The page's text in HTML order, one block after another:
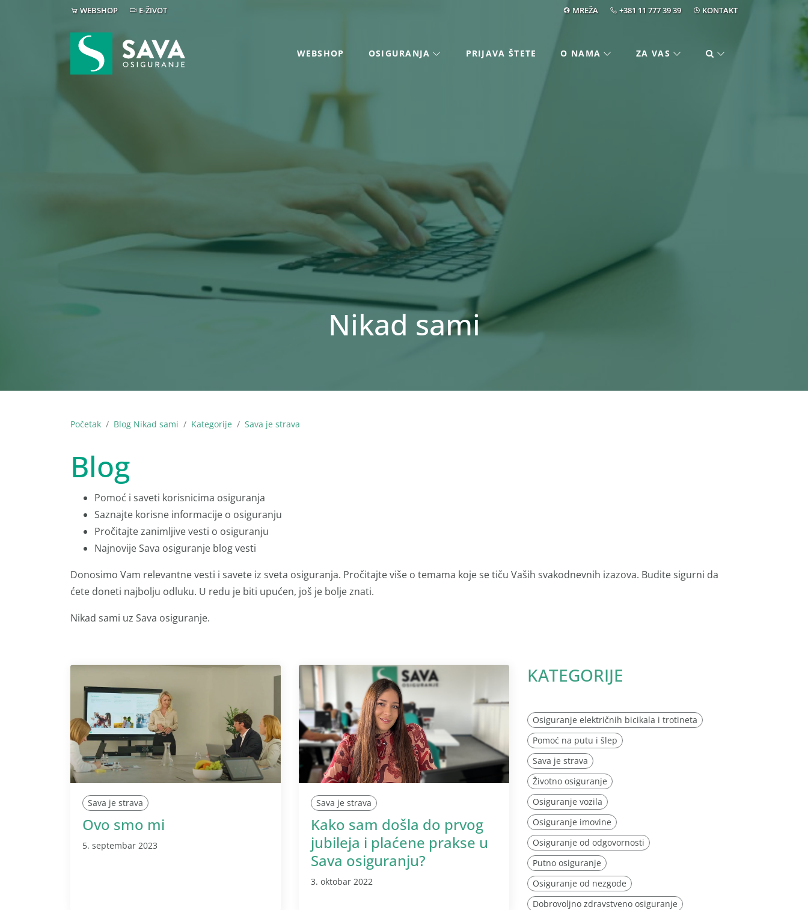
WEBSHOP E-ŽIVOT MREŽA +381 11 777 39 39 KONTAKT
WEBSHOP OSIGURANJA PRIJAVA ŠTETE O NAMA ZA VAS
Nikad sami
Početak Blog Nikad sami Kategorije Sava je strava
Blog
Pomoć i saveti korisnicima osiguranja
Saznajte korisne informacije o osiguranju
Pročitajte zanimljive vesti o osiguranju
Najnovije Sava osiguranje blog vesti
Donosimo Vam relevantne vesti i savete iz sveta osiguranja. Pročitajte više o temama koje se tiču Vaših svakodnevnih izazova. Budite sigurni da
ćete doneti najbolju odluku. U redu je biti upućen, još je bolje znati.
Nikad sami uz Sava osiguranje.
Sava je strava
Ovo smo mi
5. septembar 2023
Sava je strava
Kako sam došla do prvog
jubileja i plaćene prakse u
Sava osiguranju?
3. oktobar 2022
KATEGORIJE
Osiguranje električnih bicikala i trotineta
Pomoć na putu i šlep
Sava je strava
Životno osiguranje
Osiguranje vozila
Osiguranje imovine
Osiguranje od odgovornosti
Putno osiguranje
Osiguranje od nezgode
Dobrovoljno zdravstveno osiguranje